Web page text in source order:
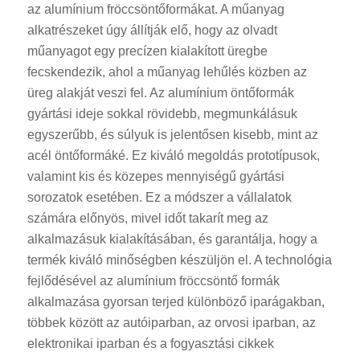
az alumínium fröccsöntőformákat. A műanyag
alkatrészeket úgy állítják elő, hogy az olvadt
műanyagot egy precízen kialakított üregbe
fecskendezik, ahol a műanyag lehűlés közben az
üreg alakját veszi fel. Az alumínium öntőformák
gyártási ideje sokkal rövidebb, megmunkálásuk
egyszerűbb, és súlyuk is jelentősen kisebb, mint az
acél öntőformáké. Ez kiváló megoldás prototípusok,
valamint kis és közepes mennyiségű gyártási
sorozatok esetében. Ez a módszer a vállalatok
számára előnyös, mivel időt takarít meg az
alkalmazásuk kialakításában, és garantálja, hogy a
termék kiváló minőségben készüljön el. A technológia
fejlődésével az alumínium fröccsöntő formák
alkalmazása gyorsan terjed különböző iparágakban,
többek között az autóiparban, az orvosi iparban, az
elektronikai iparban és a fogyasztási cikkek